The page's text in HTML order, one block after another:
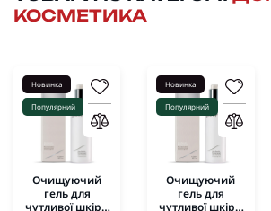
КОСМЕТИКА
Новинка
Популярний
Очищуючий
гель для
чутливої шкіри
Новинка
Популярний
Очищуючий
гель для
чутливої шкіри